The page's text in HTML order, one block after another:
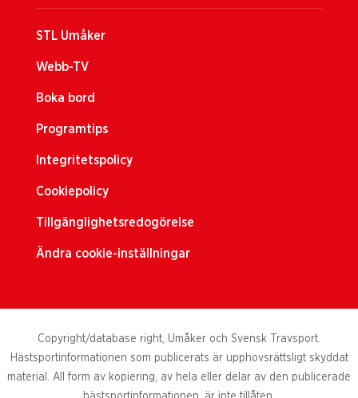
STL Umåker
Webb-TV
Boka bord
Programtips
Integritetspolicy
Cookiepolicy
Tillgänglighetsredogörelse
Ändra cookie-inställningar
Copyright/database right, Umåker och Svensk Travsport.
Hästsportinformationen som publicerats är upphovsrättsligt skyddat
material. All form av kopiering, av hela eller delar av den publicerade